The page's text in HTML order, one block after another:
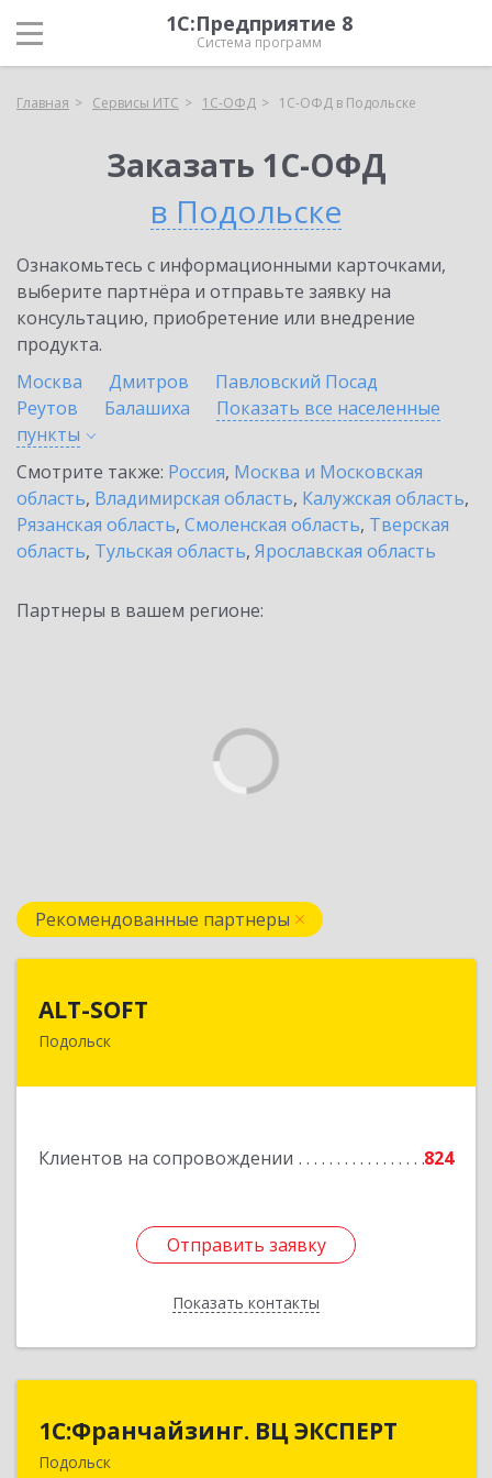
1С:Предприятие 8
Система программ
Главная Сервисы ИТС 1С-ОФД 1С-ОФД в Подольске
Заказать 1С-ОФД
в Подольске
Ознакомьтесь с информационными карточками,
выберите партнёра и отправьте заявку на
консультацию, приобретение или внедрение
продукта.
Москва
Дмитров
Павловский Посад
Реутов
Балашиха
Показать все населенные
пункты
Смотрите также: Россия, Москва и Московская
область, Владимирская область, Калужская область,
Рязанская область, Смоленская область, Тверская
область, Тульская область, Ярославская область
Партнеры в вашем регионе:
Рекомендованные партнеры
ALT-SOFT
Подольск
Клиентов на сопровождении 824
Отправить заявку
Показать контакты
142116, Московская обл, Подольск г, Советская
Отправить заявку
Назад
1С:Франчайзинг. ВЦ ЭКСПЕРТ
Подольск
1С:Франчайзинг. ВЦ ЭКСПЕРТ